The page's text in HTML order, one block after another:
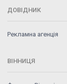
ДОВІДНИК
Рекламна агенція
ВІННИЦЯ